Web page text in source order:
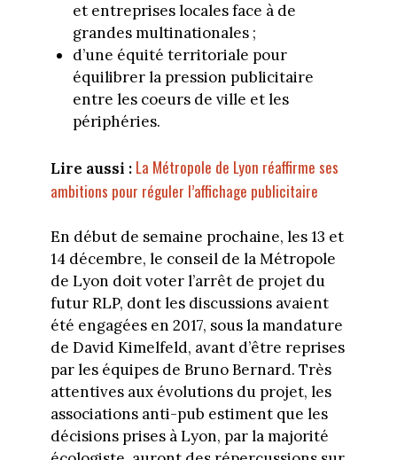
et entreprises locales face à de
grandes multinationales ;
d’une équité territoriale pour
équilibrer la pression publicitaire
entre les coeurs de ville et les
périphéries.
Lire aussi : La Métropole de Lyon réaffirme ses
ambitions pour réguler l’affichage publicitaire
En début de semaine prochaine, les 13 et
14 décembre, le conseil de la Métropole
de Lyon doit voter l’arrêt de projet du
futur RLP, dont les discussions avaient
été engagées en 2017, sous la mandature
de David Kimelfeld, avant d’être reprises
par les équipes de Bruno Bernard. Très
attentives aux évolutions du projet, les
associations anti-pub estiment que les
décisions prises à Lyon, par la majorité